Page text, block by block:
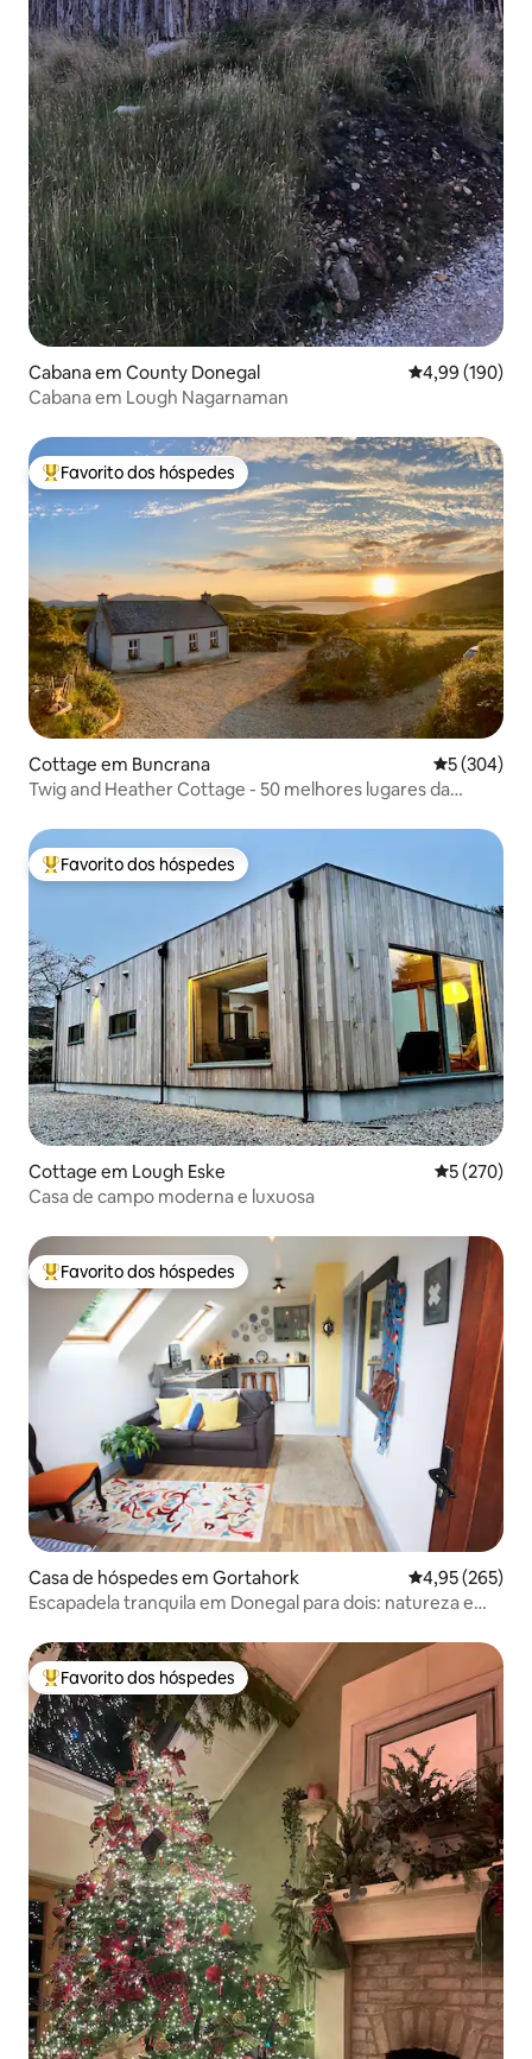
Cabana em County Donegal Classificação
4,99 (190)
Cabana em Lough Nagarnaman
Favoritos dos hóspedes mais apreciados
Favorito dos hóspedes
Cottage em Buncrana
5 (304)
Twig and Heather Cottage - 50 melhores lugares da
Favoritos dos hóspedes mais apreciados
Favorito dos hóspedes
Cottage em Lough Eske
5 (270)
Casa de campo moderna e luxuosa
Favoritos dos hóspedes mais apreciados
Favorito dos hóspedes
Casa de hóspedes em Gortahork Classificação
4,95 (265)
Escapadela tranquila em Donegal para dois: natureza e
Favoritos dos hóspedes mais apreciados
Favorito dos hóspedes